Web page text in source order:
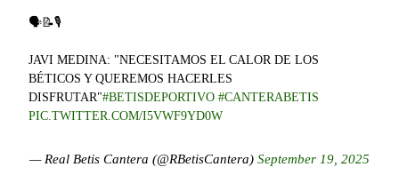
🗣️📝🎙️
JAVI MEDINA: "NECESITAMOS EL CALOR DE LOS
BÉTICOS Y QUEREMOS HACERLES
DISFRUTAR"#BETISDEPORTIVO #CANTERABETIS
PIC.TWITTER.COM/I5VWF9YD0W
— Real Betis Cantera (@RBetisCantera) September 19, 2025